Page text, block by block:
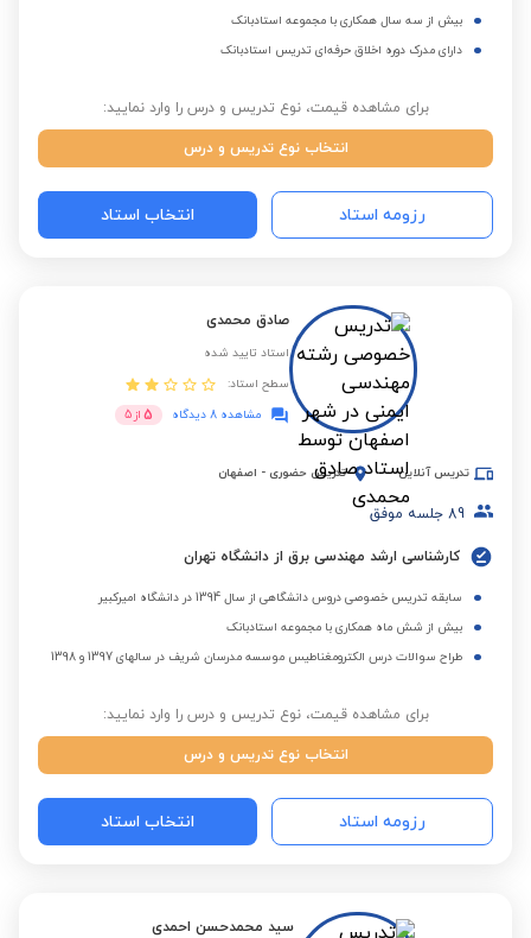
بیش از سه سال همکاری با مجموعه استادبانک
دارای مدرک دوره اخلاق حرفه‌ای تدریس استادبانک
برای مشاهده قیمت، نوع تدریس و درس را وارد نمایید:
انتخاب نوع تدریس و درس
رزومه استاد انتخاب استاد
صادق محمدی
استاد تایید شده
سطح استاد:
مشاهده 8 دیدگاه
5 از 5
تدریس آنلاین تدریس حضوری - اصفهان
89 جلسه موفق
کارشناسی ارشد مهندسی برق از دانشگاه تهران
سابقه تدریس خصوصی دروس دانشگاهی از سال 1394 در دانشگاه امیرکبیر
بیش از شش ماه همکاری با مجموعه استادبانک
طراح سوالات درس الکترومغناطیس موسسه مدرسان شریف در سالهای 1397 و 1398
برای مشاهده قیمت، نوع تدریس و درس را وارد نمایید:
انتخاب نوع تدریس و درس
رزومه استاد انتخاب استاد
سید محمدحسن احمدی